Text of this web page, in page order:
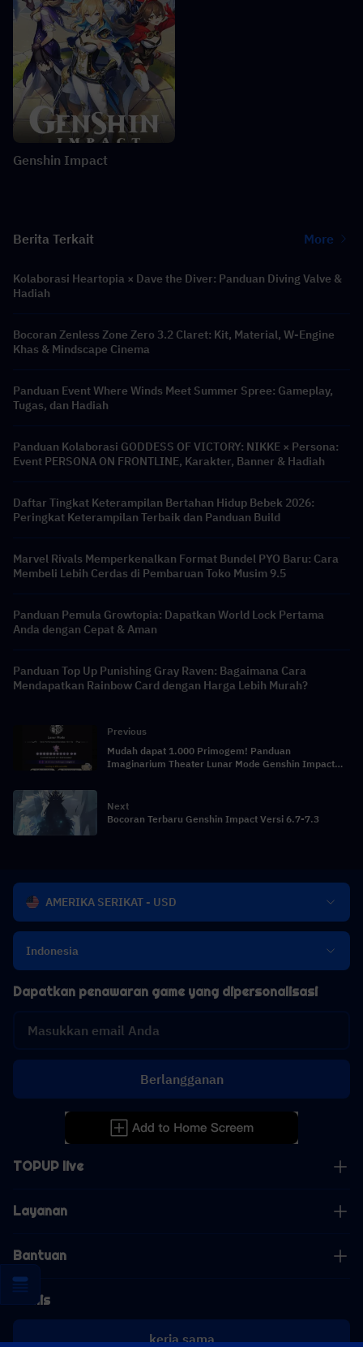
Genshin Impact
Berita Terkait More
Kolaborasi Heartopia × Dave the Diver: Panduan Diving Valve &
Hadiah
Bocoran Zenless Zone Zero 3.2 Claret: Kit, Material, W-Engine
Khas & Mindscape Cinema
Panduan Event Where Winds Meet Summer Spree: Gameplay,
Tugas, dan Hadiah
Panduan Kolaborasi GODDESS OF VICTORY: NIKKE × Persona:
Event PERSONA ON FRONTLINE, Karakter, Banner & Hadiah
Daftar Tingkat Keterampilan Bertahan Hidup Bebek 2026:
Peringkat Keterampilan Terbaik dan Panduan Build
Marvel Rivals Memperkenalkan Format Bundel PYO Baru: Cara
Membeli Lebih Cerdas di Pembaruan Toko Musim 9.5
Panduan Pemula Growtopia: Dapatkan World Lock Pertama
Anda dengan Cepat & Aman
Panduan Top Up Punishing Gray Raven: Bagaimana Cara
Mendapatkan Rainbow Card dengan Harga Lebih Murah?
Previous
Mudah dapat 1.000 Primogem! Panduan
Imaginarium Theater Lunar Mode Genshin Impact
Next
Bocoran Terbaru Genshin Impact Versi 6.7-7.3
AMERIKA SERIKAT - USD
Indonesia
TOPUP live
Layanan
Bantuan
Bisnis
kerja sama
Dapatkan penawaran game yang dipersonalisasi
Berlangganan